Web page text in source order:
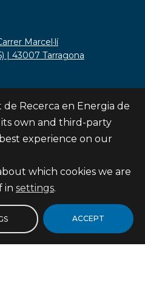
Marcel·lí
| 43007 Tarragona
en Energia de
Recerca en Energia de
own and third-party
experience on our
which cookies we are
in settings.
ACCEPT